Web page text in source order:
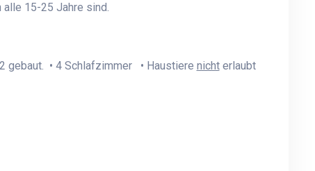
alle 15-25 Jahre sind.
gebaut. • 4 Schlafzimmer • Haustiere nichterlaubt